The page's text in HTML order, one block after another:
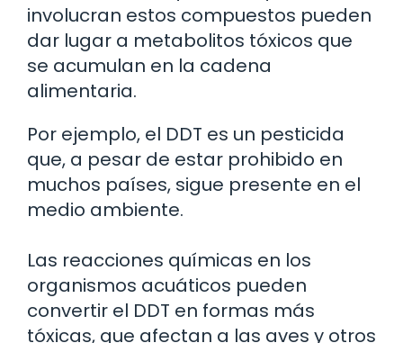
involucran estos compuestos pueden
dar lugar a metabolitos tóxicos que
se acumulan en la cadena
alimentaria.
Por ejemplo, el DDT es un pesticida
que, a pesar de estar prohibido en
muchos países, sigue presente en el
medio ambiente.
Las reacciones químicas en los
organismos acuáticos pueden
convertir el DDT en formas más
tóxicas, que afectan a las aves y otros